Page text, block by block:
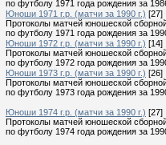
по футболу 1971 года рождения за
Юноши 1971 г.р. (матчи за 1990 г.) [27]
Протоколы матчей юношеской
по футболу 1971 года рождения за
Юноши 1972 г.р. (матчи за 1990 г.) [14]
Протоколы матчей юношеской
по футболу 1972 года рождения за
Юноши 1973 г.р. (матчи за 1990 г.) [26]
Протоколы матчей юношеской
по футболу 1973 года рождения за
Юноши 1974 г.р. (матчи за 1990 г.) [27]
Протоколы матчей юношеской
по футболу 1974 года рождения за